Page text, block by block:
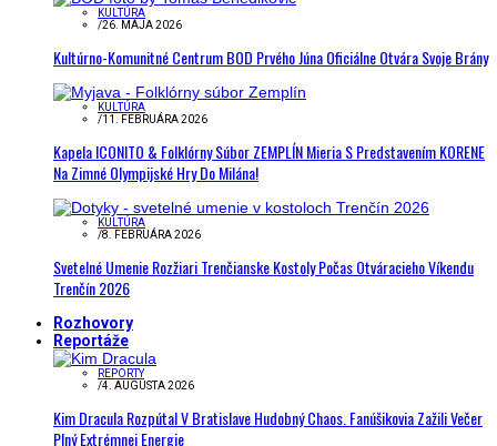
KULTÚRA
/26. MÁJA 2026
Kultúrno-Komunitné Centrum BOD Prvého Júna Oficiálne Otvára Svoje Brány
KULTÚRA
/11. FEBRUÁRA 2026
Kapela ICONITO & Folklórny Súbor ZEMPLÍN Mieria S Predstavením KORENE
Na Zimné Olympijské Hry Do Milána!
KULTÚRA
/8. FEBRUÁRA 2026
Svetelné Umenie Rozžiari Trenčianske Kostoly Počas Otváracieho Víkendu
Trenčín 2026
Rozhovory
Reportáže
REPORTY
/4. AUGUSTA 2026
Kim Dracula Rozpútal V Bratislave Hudobný Chaos. Fanúšikovia Zažili Večer
Plný Extrémnej Energie